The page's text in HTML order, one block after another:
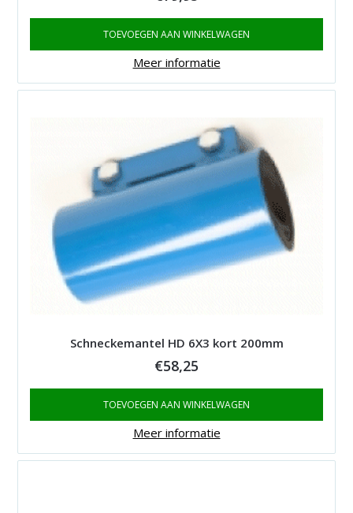
TOEVOEGEN AAN WINKELWAGEN
Meer informatie
Schneckemantel HD 6X3 kort 200mm
€58,25
TOEVOEGEN AAN WINKELWAGEN
Meer informatie